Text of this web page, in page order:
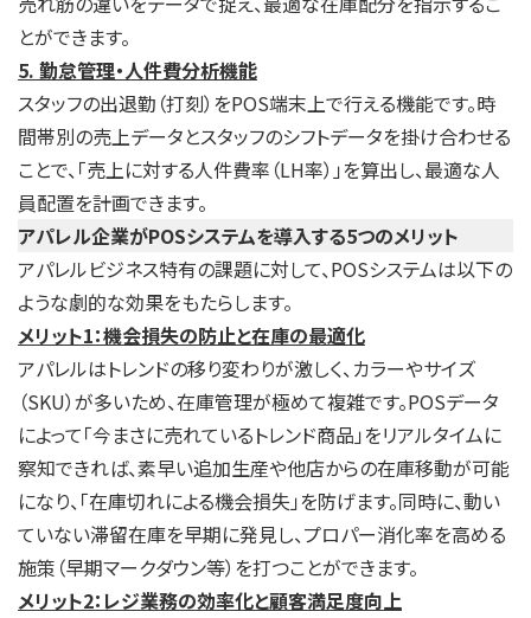
とができます。
5. 勤怠管理・人件費分析機能
スタッフの出退勤（打刻）をPOS端末上で行える機能です。時
間帯別の売上データとスタッフのシフトデータを掛け合わせる
ことで、「売上に対する人件費率（LH率）」を算出し、最適な人
員配置を計画できます。
アパレル企業がPOSシステムを導入する5つのメリット
アパレルビジネス特有の課題に対して、POSシステムは以下の
ような劇的な効果をもたらします。
メリット1：機会損失の防止と在庫の最適化
アパレルはトレンドの移り変わりが激しく、カラーやサイズ
（SKU）が多いため、在庫管理が極めて複雑です。POSデータ
によって「今まさに売れているトレンド商品」をリアルタイムに
察知できれば、素早い追加生産や他店からの在庫移動が可能
になり、「在庫切れによる機会損失」を防げます。同時に、動い
ていない滞留在庫を早期に発見し、プロパー消化率を高める
施策（早期マークダウン等）を打つことができます。
メリット2：レジ業務の効率化と顧客満足度向上